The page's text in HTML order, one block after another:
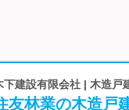
下建設有限会社 | 木造戸
友林業の木造戸